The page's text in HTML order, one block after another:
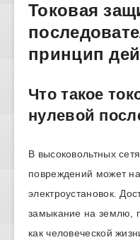
Токовая
принцип
Что такое
нулевой
В высоковольтных
повреждений может
электроустановок.
замыкание на землю,
как человеческой